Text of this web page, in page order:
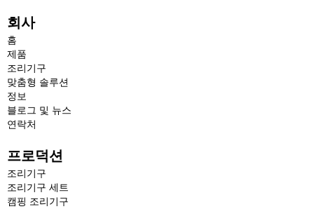
회사
홈
제품
조리기구
맞춤형 솔루션
정보
블로그 및 뉴스
연락처
프로덕션
조리기구
조리기구 세트
캠핑 조리기구